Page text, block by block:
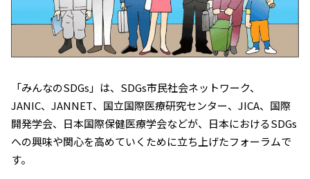
「みんなのSDGs」は、SDGs市民社会ネットワーク、
JANIC、JANNET、国立国際医療研究センター、JICA、国際
開発学会、日本国際保健医療学会などが、日本におけるSDGs
への興味や関心を高めていくために立ち上げたフォーラムで
す。